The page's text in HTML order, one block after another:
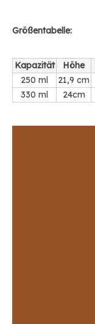
Größentabelle:
Kapazität Höhe
250 ml
21,9 cm
330 ml
24cm